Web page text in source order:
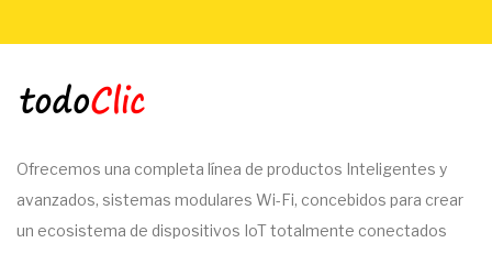
Ofrecemos una completa línea de productos Inteligentes y
avanzados, sistemas modulares Wi-Fi, concebidos para crear
un ecosistema de dispositivos IoT totalmente conectados